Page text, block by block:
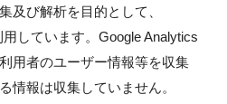
及び解析を目的として、
用しています。Google Analytics
用者のユーザー情報等を収集
情報は収集していません。